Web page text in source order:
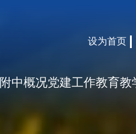
设为首页
附中概况党建工作教育教